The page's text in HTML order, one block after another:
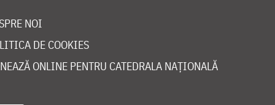
NOI
DE COOKIES
ONLINE PENTRU CATEDRALA NAȚIONALĂ